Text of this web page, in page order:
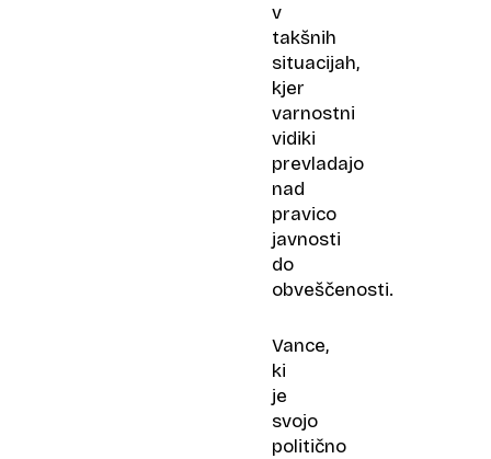
v
takšnih
situacijah,
kjer
varnostni
vidiki
prevladajo
nad
pravico
javnosti
do
obveščenosti.
Vance,
ki
je
svojo
politično